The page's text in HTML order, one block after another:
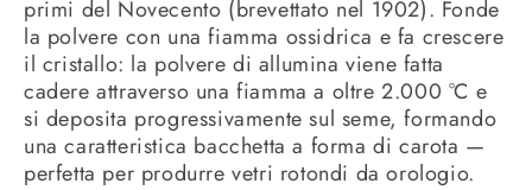
primi del Novecento (brevettato nel 1902). Fonde
la polvere con una fiamma ossidrica e fa crescere
il cristallo: la polvere di allumina viene fatta
cadere attraverso una fiamma a oltre 2.000 °C e
si deposita progressivamente sul seme, formando
una caratteristica bacchetta a forma di carota —
perfetta per produrre vetri rotondi da orologio.